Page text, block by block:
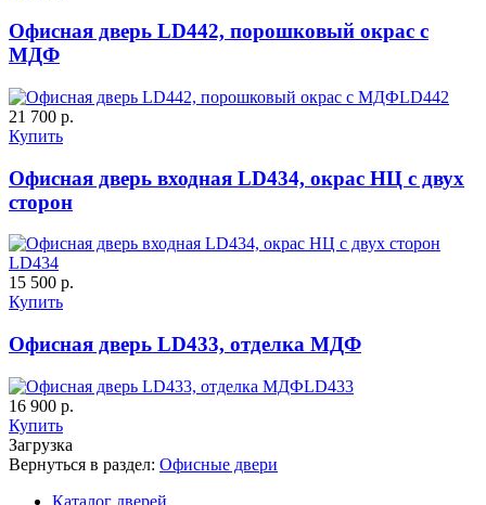
К-10 60 К-11 Н
К-11 С К-11 СС
C63 C64
Офисная дверь LD442, порошковый окрас с
МДФ
LD442
21 700 р.
Купить
Офисная дверь входная LD434, окрас НЦ с двух
сторон
LD434
15 500 р.
Купить
Офисная дверь LD433, отделка МДФ
LD433
16 900 р.
Купить
Загрузка
Вернуться в раздел: Офисные двери
Каталог дверей